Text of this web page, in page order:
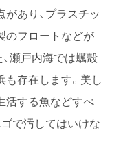
あり、プラスチッ
のフロートなどが
瀬戸内海では蠣殻
存在します。美し
活する魚などすべ
で汚してはいけな